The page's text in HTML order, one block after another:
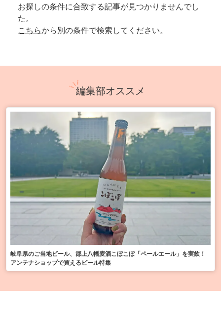
お探しの条件に合致する記事が見つかりませんでし
た。
こちらから別の条件で検索してください。
編集部オススメ
岐阜県のご当地ビール、郡上八幡麦酒こぼこぼ「ペールエール」を実飲！
アンテナショップで買えるビール特集